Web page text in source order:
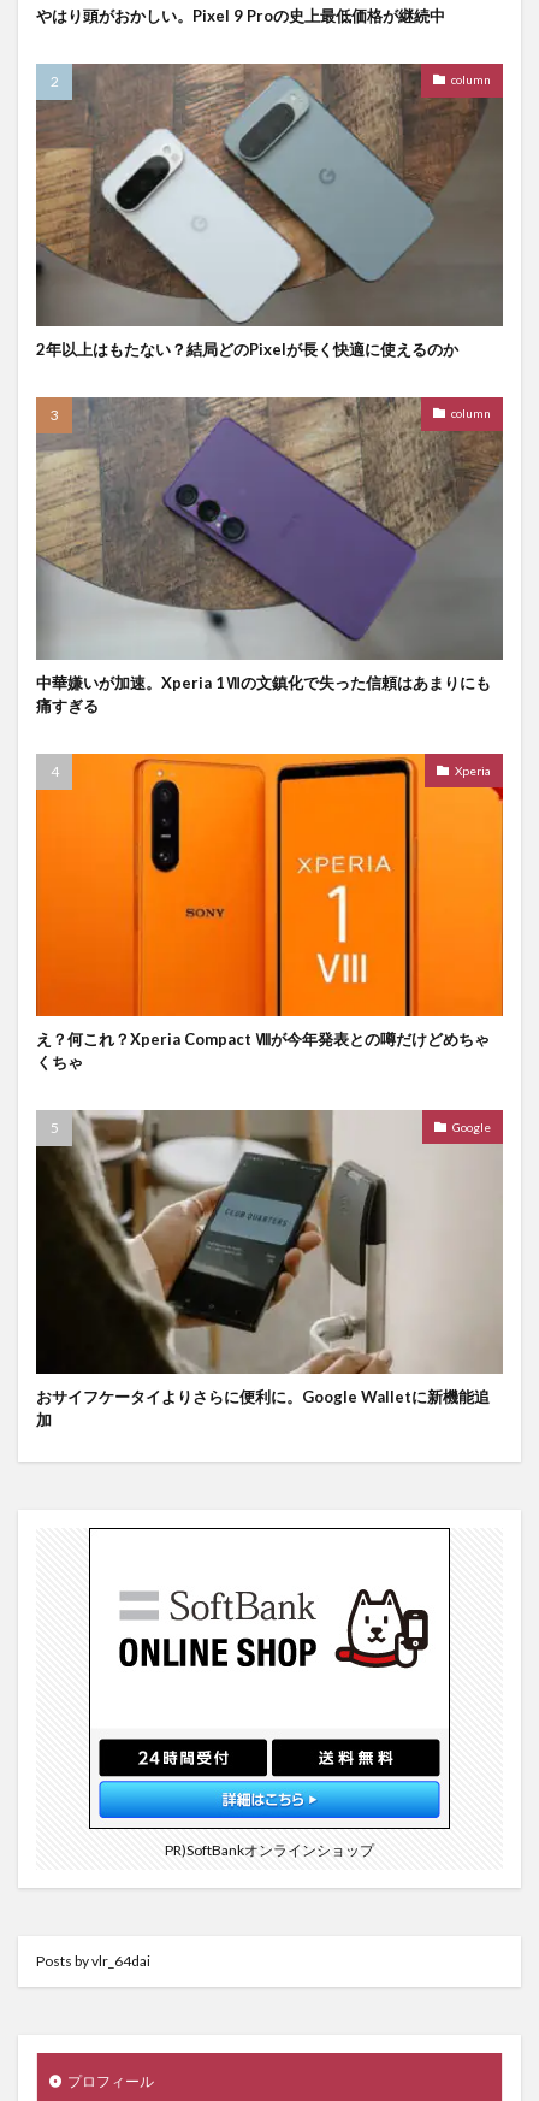
やはり頭がおかしい。Pixel 9 Proの史上最低価格が継続中
column
2年以上はもたない？結局どのPixelが長く快適に使えるのか
column
中華嫌いが加速。Xperia 1Ⅶの文鎮化で失った信頼はあまりにも
痛すぎる
Xperia
え？何これ？Xperia Compact Ⅷが今年発表との噂だけどめちゃ
くちゃ
Google
おサイフケータイよりさらに便利に。Google Walletに新機能追
加
PR)SoftBankオンラインショップ
Posts by vlr_64dai
プロフィール